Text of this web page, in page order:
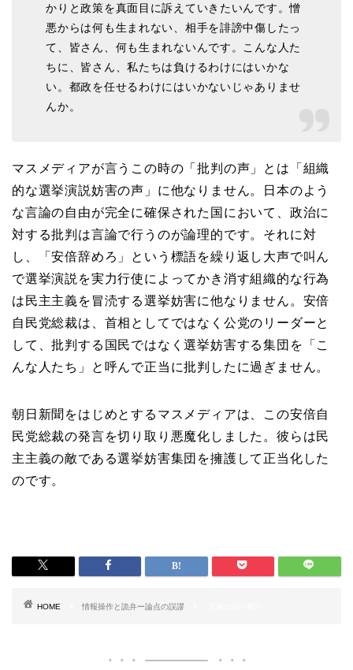
かりと政策を真面目に訴えていきたいんです。憎
悪からは何も生まれない、相手を誹謗中傷したっ
て、皆さん、何も生まれないんです。こんな人た
ちに、皆さん、私たちは負けるわけにはいかな
い。都政を任せるわけにはいかないじゃありませ
んか。
マスメディアが言うこの時の「批判の声」とは「組織
的な選挙演説妨害の声」に他なりません。日本のよう
な言論の自由が完全に確保された国において、政治に
対する批判は言論で行うのが論理的です。それに対
し、「安倍辞めろ」という標語を繰り返し大声で叫ん
で選挙演説を実力行使によってかき消す組織的な行為
は民主主義を冒涜する選挙妨害に他なりません。安倍
自民党総裁は、首相としてではなく公党のリーダーと
して、批判する国民ではなく選挙妨害する集団を「こ
んな人たち」と呼んで正当に批判したに過ぎません。
朝日新聞をはじめとするマスメディアは、この安倍自
民党総裁の発言を切り取り悪魔化しました。彼らは民
主主義の敵である選挙妨害集団を擁護して正当化した
のです。
HOME 情報操作と詭弁ー論点の誤謬